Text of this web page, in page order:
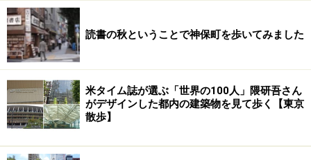
読書の秋ということで神保町を歩いてみました
米タイム誌が選ぶ「世界の100人」隈研吾さん
がデザインした都内の建築物を見て歩く【東京
散歩】